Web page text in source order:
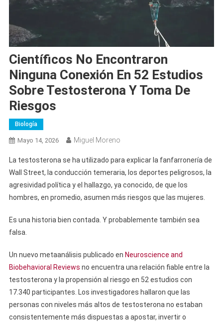
Científicos No Encontraron
Ninguna Conexión En 52 Estudios
Sobre Testosterona Y Toma De
Riesgos
Biología
Mayo 14, 2026 Miguel Moreno
La testosterona se ha utilizado para explicar la fanfarronería de
Wall Street, la conducción temeraria, los deportes peligrosos, la
agresividad política y el hallazgo, ya conocido, de que los
hombres, en promedio, asumen más riesgos que las mujeres.
Es una historia bien contada. Y probablemente también sea
falsa.
Un nuevo metaanálisis publicado en Neuroscience and
Biobehavioral Reviews no encuentra una relación fiable entre la
testosterona y la propensión al riesgo en 52 estudios con
17.340 participantes. Los investigadores hallaron que las
personas con niveles más altos de testosterona no estaban
consistentemente más dispuestas a apostar, invertir o